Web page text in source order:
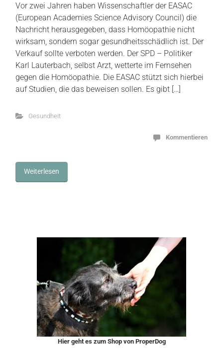
Vor zwei Jahren haben Wissenschaftler der EASAC
(European Academies Science Advisory Council) die
Nachricht herausgegeben, dass Homöopathie nicht
wirksam, sondern sogar gesundheitsschädlich ist. Der
Verkauf sollte verboten werden. Der SPD – Politiker
Karl Lauterbach, selbst Arzt, wetterte im Fernsehen
gegen die Homöopathie. Die EASAC stützt sich hierbei
auf Studien, die das beweisen sollen. Es gibt […]
Gesundheit
Kommentieren
Weiterlesen
Hier geht es zum Shop von ProperDog